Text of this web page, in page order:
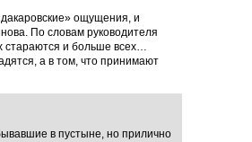
ощущения, и
По словам руководителя
стараются и больше всех…
а в том, что принимают
в пустыне, но прилично